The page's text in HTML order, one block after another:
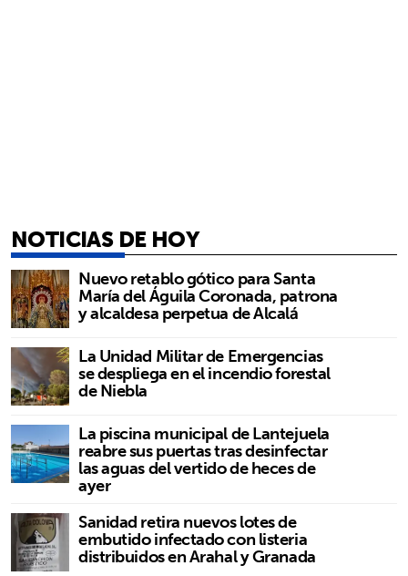
NOTICIAS DE HOY
Nuevo retablo gótico para Santa
María del Águila Coronada, patrona
y alcaldesa perpetua de Alcalá
La Unidad Militar de Emergencias
se despliega en el incendio forestal
de Niebla
La piscina municipal de Lantejuela
reabre sus puertas tras desinfectar
las aguas del vertido de heces de
ayer
Sanidad retira nuevos lotes de
embutido infectado con listeria
distribuidos en Arahal y Granada